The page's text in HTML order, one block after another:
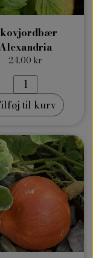
24,00 kr
til kurv